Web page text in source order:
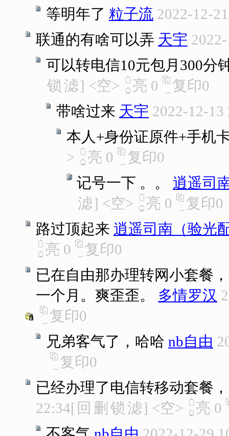
等明年了 粒子流 2022-12-
联通的有啥可以弄 天宇
可以转电信10元包月300分
锁 滤] <空> 亮 0 复印0
带啥过来 天宇 2022-12-13
本人+身份证原件+手机
>
亮 0 复印0
记号一下 。。
逍遥司
滤] <空> 亮 0 复印0
路过顶起来 逍遥司南（验光
亮 0 复印0
已在自由那办理转网小套餐
一个月。爽歪歪。
多情罗汉
复印0
兄弟客气了，哈哈 nb自由
复印0
已经办理了电信转移动套餐
22:34[ 回 删 锁 滤] <空> 亮 0